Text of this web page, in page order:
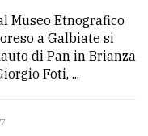
Museo Etnografico
a Galbiate si
di Pan in Brianza
Foti, ...